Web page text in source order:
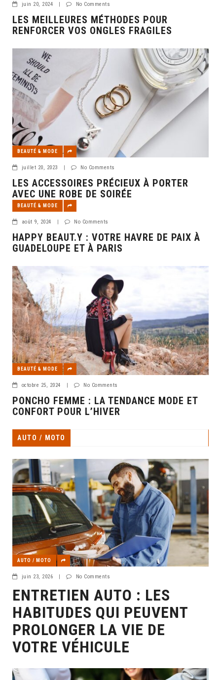
juin 20, 2024 | No Comments
LES MEILLEURES MÉTHODES POUR
RENFORCER VOS ONGLES FRAGILES
BEAUTÉ & MODE
juillet 20, 2023 | No Comments
LES ACCESSOIRES PRÉCIEUX À PORTER
AVEC UNE ROBE DE SOIRÉE
BEAUTÉ & MODE
août 9, 2024 | No Comments
HAPPY BEAUT.Y : VOTRE HAVRE DE PAIX À
GUADELOUPE ET À PARIS
BEAUTÉ & MODE
octobre 25, 2024 No Comments
PONCHO FEMME : LA TENDANCE MODE ET
CONFORT POUR L’HIVER
AUTO / MOTO
AUTO / MOTO
juin 23, 2026 | No Comments
ENTRETIEN AUTO : LES
HABITUDES QUI PEUVENT
PROLONGER LA VIE DE
VOTRE VÉHICULE